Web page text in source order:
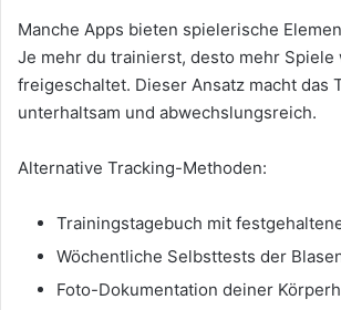
Manche Apps bieten spielerische
Je mehr du trainierst, desto mehr Spiele
freigeschaltet. Dieser Ansatz macht das
unterhaltsam und abwechslungsreich.
Alternative Tracking-Methoden:
Trainingstagebuch mit
Wöchentliche Selbsttests der
Foto-Dokumentation deiner